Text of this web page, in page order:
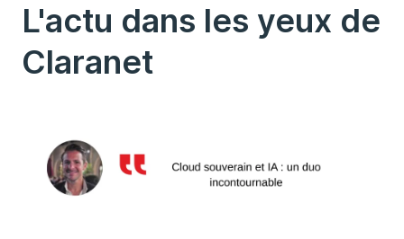
L'actu dans les yeux de
Claranet